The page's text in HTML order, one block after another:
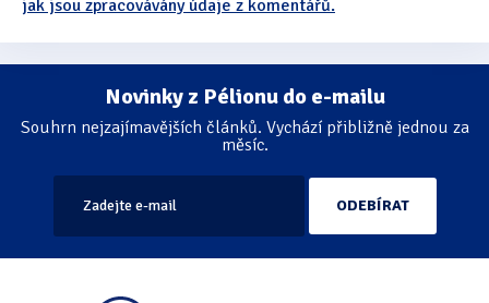
jak jsou zpracovávány údaje z komentářů.
Novinky z Pélionu do e-mailu
Souhrn nejzajímavějších článků. Vychází přibližně jednou za
měsíc.